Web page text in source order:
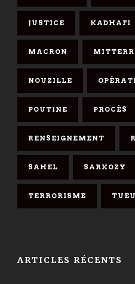
JUSTICE KADHAFI
MACRON
NOUZILLE
POUTINE PROCÈS
RENSEIGNEMENT
SAHEL SARKOZY
TERRORISME
ARTICLES RÉCENTS